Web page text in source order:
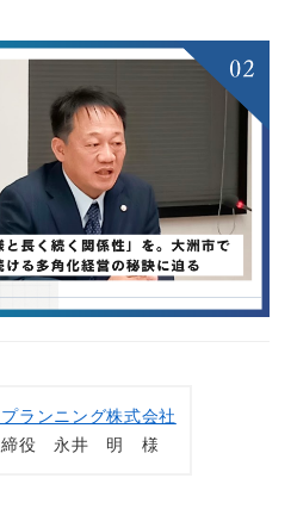
ランニング株式会社
締役 永井 明 様